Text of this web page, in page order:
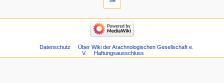
Datenschutz
Über Wiki der Arachnologischen Gesellschaft e.
V.
Haftungsausschluss